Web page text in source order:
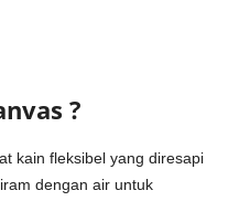
?
kain fleksibel yang diresapi
dengan air untuk